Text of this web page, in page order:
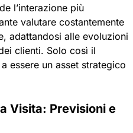
l’interazione più
valutare costantemente
adattandosi alle evoluzioni
clienti. Solo così il
essere un asset strategico
Visita: Previsioni e